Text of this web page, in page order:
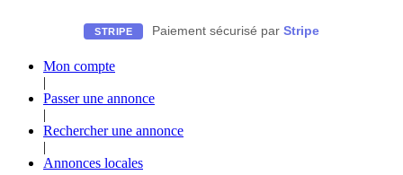
STRIPE Paiement sécurisé par Stripe
Mon compte
|
Passer une annonce
|
Rechercher une annonce
|
Annonces locales